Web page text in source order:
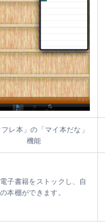
フレ本」の「マイ本だな」
機能
子書籍をストックし、自
本棚ができます。